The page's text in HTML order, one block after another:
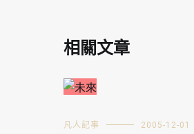
相關文章
凡人記事 2005-12-01